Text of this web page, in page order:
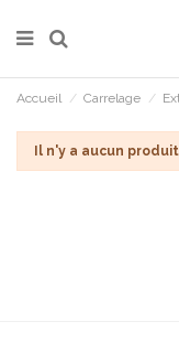
Accueil Carrelage
Il n'y a aucun produit